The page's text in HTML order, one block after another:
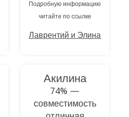
Подробную информацию
читайте по ссылке
Лаврентий и Элина
Акилина
74% —
совместимость